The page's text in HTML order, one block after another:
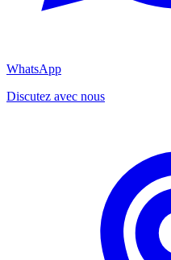
WhatsApp
Discutez avec nous